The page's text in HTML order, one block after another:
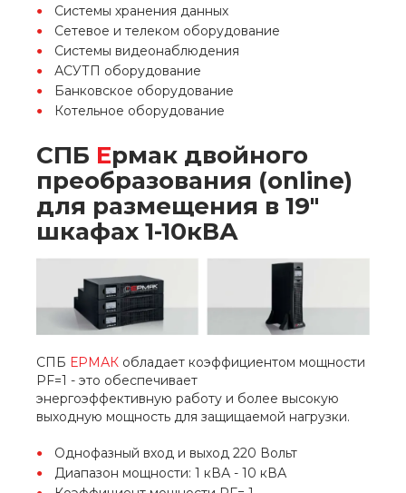
Системы хранения данных
Сетевое и телеком оборудование
Системы видеонаблюдения
АСУТП оборудование
Банковское оборудование
Котельное оборудование
СПБ Ермак двойного
преобразования (online)
для размещения в 19"
шкафах 1-10кВА
СПБ ЕРМАК обладает коэффициентом мощности
PF=1 - это обеспечивает
энергоэффективную работу и более высокую
выходную мощность для защищаемой нагрузки.
Однофазный вход и выход 220 Вольт
Диапазон мощности: 1 кВА - 10 кВА